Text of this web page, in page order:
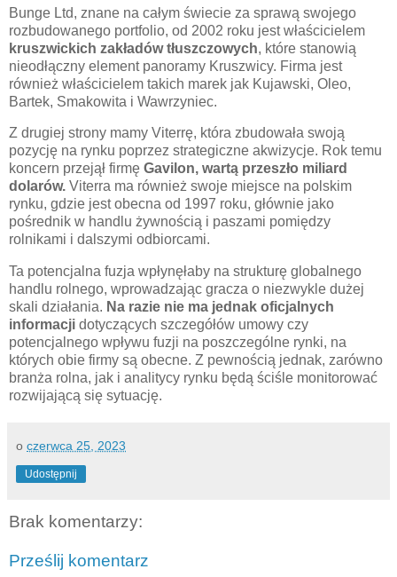
Bunge Ltd, znane na całym świecie za sprawą swojego
rozbudowanego portfolio, od 2002 roku jest właścicielem
kruszwickich zakładów tłuszczowych, które stanowią
nieodłączny element panoramy Kruszwicy. Firma jest
również właścicielem takich marek jak Kujawski, Oleo,
Bartek, Smakowita i Wawrzyniec.
Z drugiej strony mamy Viterrę, która zbudowała swoją
pozycję na rynku poprzez strategiczne akwizycje. Rok temu
koncern przejął firmę Gavilon, wartą przeszło miliard
dolarów. Viterra ma również swoje miejsce na polskim
rynku, gdzie jest obecna od 1997 roku, głównie jako
pośrednik w handlu żywnością i paszami pomiędzy
rolnikami i dalszymi odbiorcami.
Ta potencjalna fuzja wpłynęłaby na strukturę globalnego
handlu rolnego, wprowadzając gracza o niezwykle dużej
skali działania. Na razie nie ma jednak oficjalnych
informacji dotyczących szczegółów umowy czy
potencjalnego wpływu fuzji na poszczególne rynki, na
których obie firmy są obecne. Z pewnością jednak, zarówno
branża rolna, jak i analitycy rynku będą ściśle monitorować
rozwijającą się sytuację.
o czerwca 25, 2023
Udostępnij
Brak komentarzy:
Prześlij komentarz